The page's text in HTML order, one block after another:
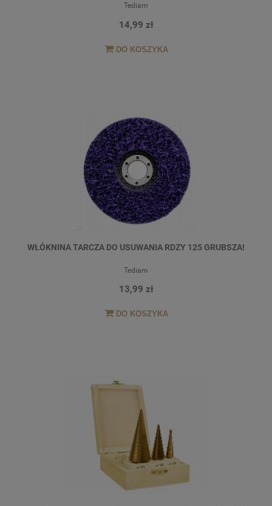
Tediam
14,99 zł
DO KOSZYKA
WŁÓKNINA TARCZA DO USUWANIA RDZY 125 GRUBSZA!
Tediam
13,99 zł
DO KOSZYKA